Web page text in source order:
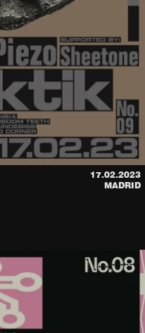
17.02.2023
MADRID